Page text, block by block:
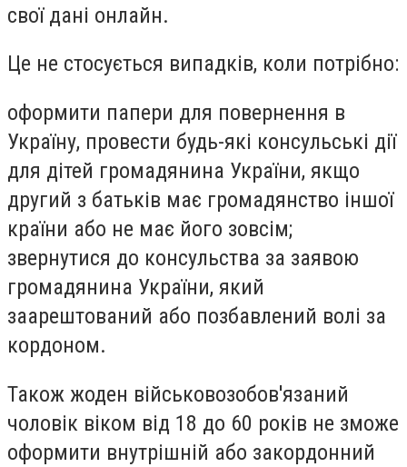
свої дані онлайн.
Це не стосується випадків, коли потрібно:
оформити папери для повернення в
Україну, провести будь-які консульські дії
для дітей громадянина України, якщо
другий з батьків має громадянство іншої
країни або не має його зовсім;
звернутися до консульства за заявою
громадянина України, який
заарештований або позбавлений волі за
кордоном.
Також жоден військовозобов'язаний
чоловік віком від 18 до 60 років не зможе
оформити внутрішній або закордонний